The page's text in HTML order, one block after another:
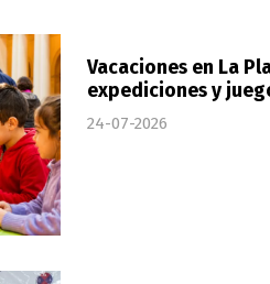
Vacaciones en La
expediciones y
24-07-2026